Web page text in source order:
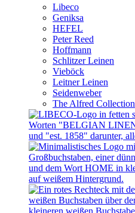
Libeco
Geniksa
HEFEL
Peter Reed
Hoffmann
Schlitzer Leinen
Vieböck
Leitner Leinen
Seidenweber
The Alfred Collection